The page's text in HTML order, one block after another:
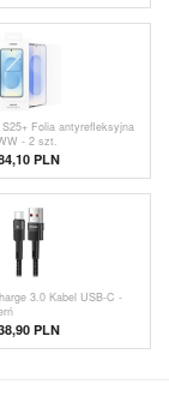
Folia antyrefleksyjna
- 2 szt.
PLN
3.0 Kabel USB-C -
PLN